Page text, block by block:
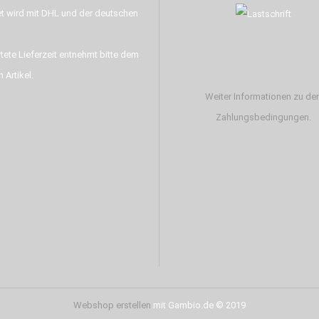
wird mit DHL und der deutschen
Lieferzeit entnehmt bitte dem
Artikel.
Weiter Informationen zu
Zahlungsbedingungen.
Webshop erstellen mit Gambio.de © 2019